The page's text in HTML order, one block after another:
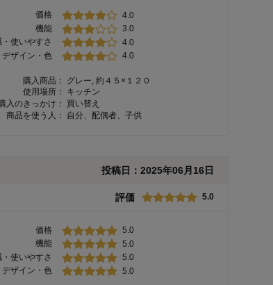
価格
4.0
機能
3.0
使いやすさ
4.0
デザイン・色
4.0
購入商品：
グレー, 約４５×１２０
使用場所：
キッチン
入のきっかけ：
買い替え
商品を使う人：
自分、配偶者、子供
投稿日： 2025年06月16日
評価 5.0
価格
5.0
機能
5.0
使いやすさ
5.0
デザイン・色
5.0